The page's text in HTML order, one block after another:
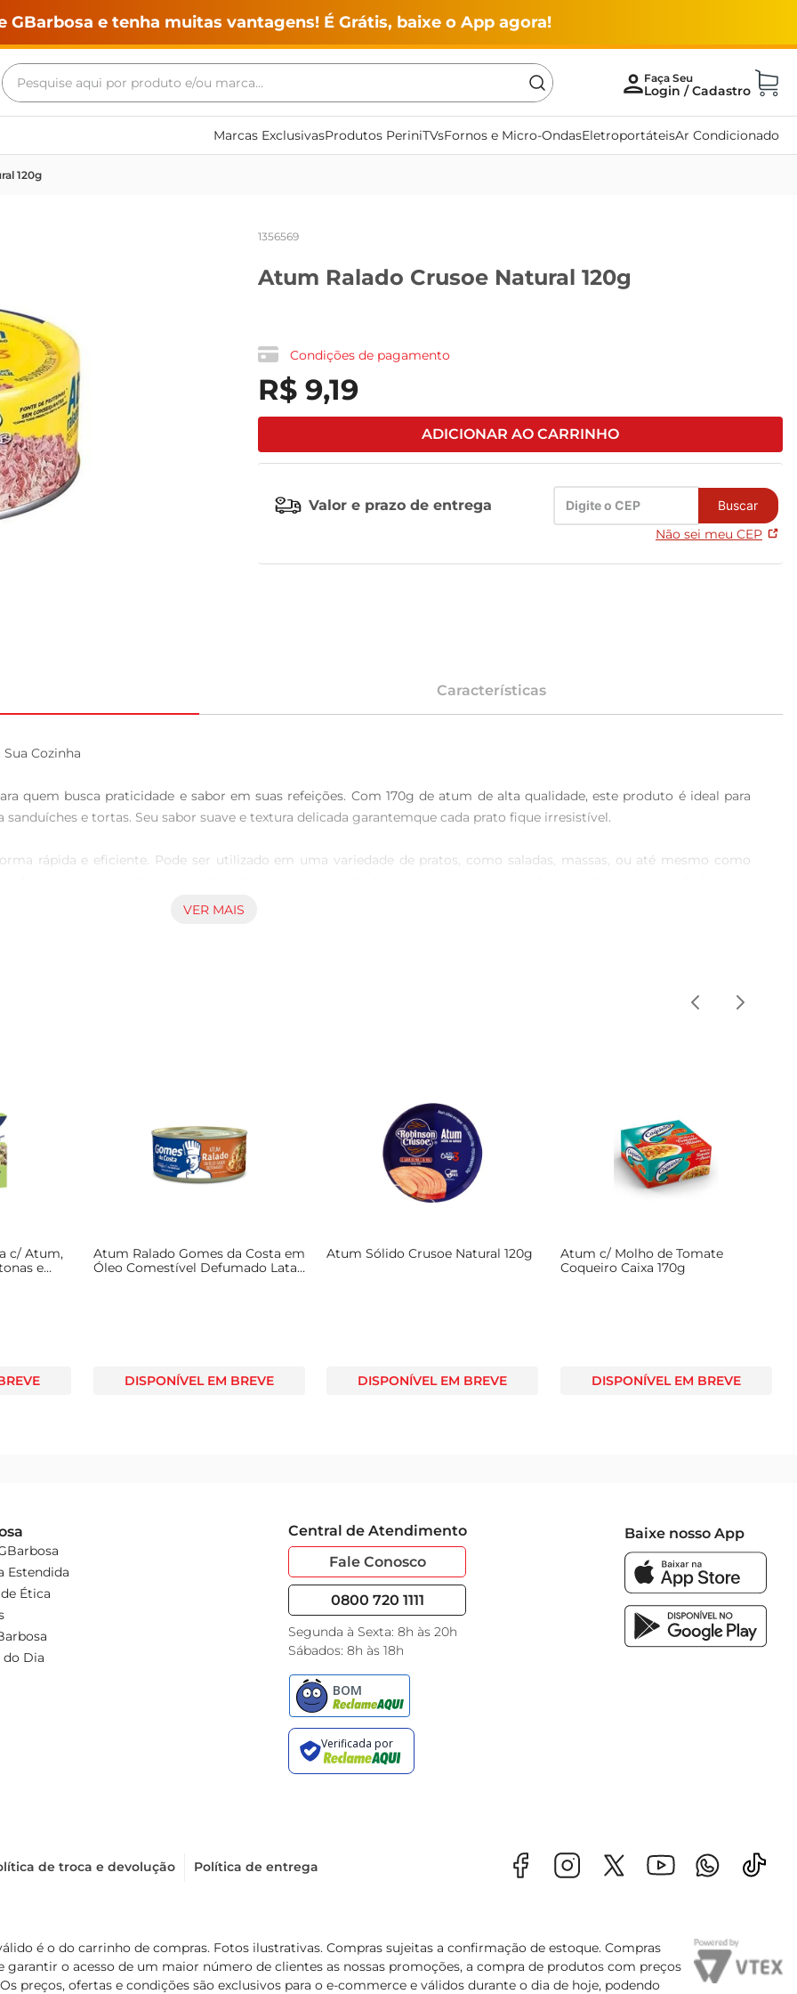
GBarbosa e tenha muitas vantagens! É Grátis, baixe o App agora!
Pesquise aqui por produto e/ou marca...
Marcas ExclusivasProdutos PeriniTVsFornos e Micro-OndasEletroportáteisAr Condicionado
120g
1356569
Atum Ralado Crusoe Natural 120g
Condições de pagamento
R$ 9,19
ADICIONAR AO CARRINHO
Valor e prazo de entrega Buscar
Não sei meu CEP
Características
Cozinha
quem busca praticidade e sabor em suas refeições. Com 170g de atum de alta qualidade, este produto é ideal para
sanduíches e tortas. Seu sabor suave e textura delicada garantemque cada prato fique irresistível.
rápida e eficiente. Pode ser utilizado em uma variedade de pratos, como saladas, massas, ou até mesmo como
hermético na geladeira e consumilo em até 3 dias para garantir a frescura e o sabor do produto. Verifique sempre
VER MAIS
c/ Atum,
e
Atum Ralado Gomes da Costa em
Óleo Comestível Defumado Lata
DISPONÍVEL EM BREVE
Atum Sólido Crusoe Natural 120g
DISPONÍVEL EM BREVE
Atum c/ Molho de Tomate
Coqueiro Caixa 170g
DISPONÍVEL EM BREVE
Estendida
Ética
do Dia
Central de Atendimento
Fale Conosco
0800 720 1111
Segunda à Sexta: 8h às 20h
Sábados: 8h às 18h
Baixe nosso App
de troca e devolução Política de entrega
é o do carrinho de compras. Fotos ilustrativas. Compras sujeitas a confirmação de estoque. Compras
garantir o acesso de um maior número de clientes as nossas promoções, a compra de produtos com preços
preços, ofertas e condições são exclusivos para o e-commerce e válidos durante o dia de hoje, podendo
Termos mais buscados
maquina lavar
leite
vinho
leite pó